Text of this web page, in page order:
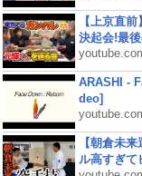
【上京直
決起会!最
ARASHI -
deo]
【朝倉未
ル高すぎて